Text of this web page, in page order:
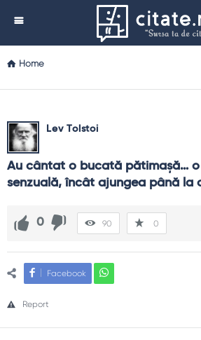
Home
Lev Tolstoi
Au cântat o bucată pătimaşă…
senzuală, încât ajungea până la
0 90 0
Facebook
Report